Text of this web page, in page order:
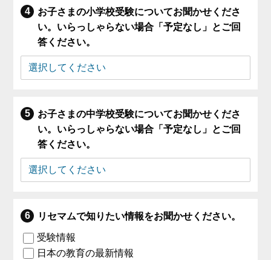
お子さまの小学校受験についてお聞かせくださ
い。いらっしゃらない場合「予定なし」とご回
答ください。
お子さまの中学校受験についてお聞かせくださ
い。いらっしゃらない場合「予定なし」とご回
答ください。
リセマムで知りたい情報をお聞かせください。
受験情報
日本の教育の最新情報